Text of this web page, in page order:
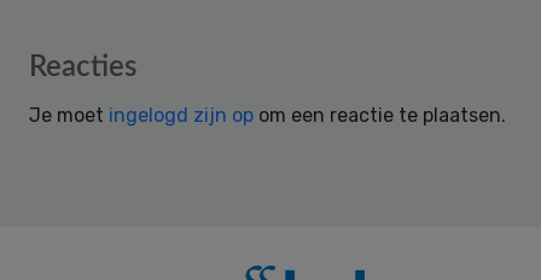
Reader
Reacties
Je moet ingelogd zijn op om een reactie te plaatsen.